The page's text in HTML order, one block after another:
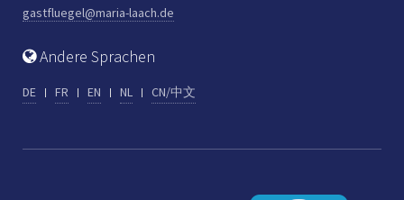
gastfluegel@maria-laach.de
Andere Sprachen
DE FR EN NL CN/中文